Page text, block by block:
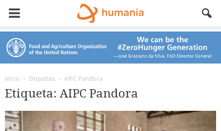
Inicio Etiquetas AIPC Pandora
Etiqueta: AIPC Pandora